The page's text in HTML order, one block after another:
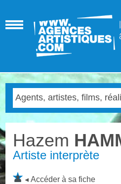
Hazem
Artiste interprète
Accéder à sa fiche